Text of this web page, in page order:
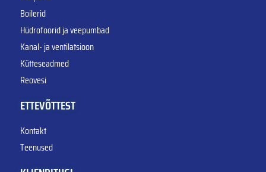
Boilerid
Hüdrofoorid ja veepumbad
Kanal- ja ventilatsioon
Kütteseadmed
Reovesi
ETTEVÕTTEST
Kontakt
Teenused